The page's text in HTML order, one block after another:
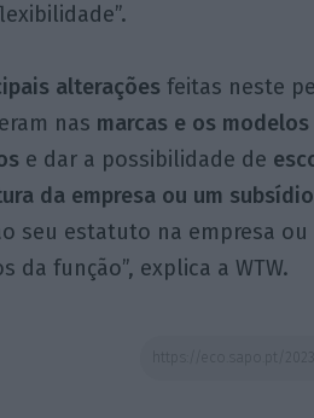
alterações feitas neste
nas marcas e os
e dar a possibilidade de
da empresa ou um
seu estatuto na empresa ou
da função”, explica a WTW.